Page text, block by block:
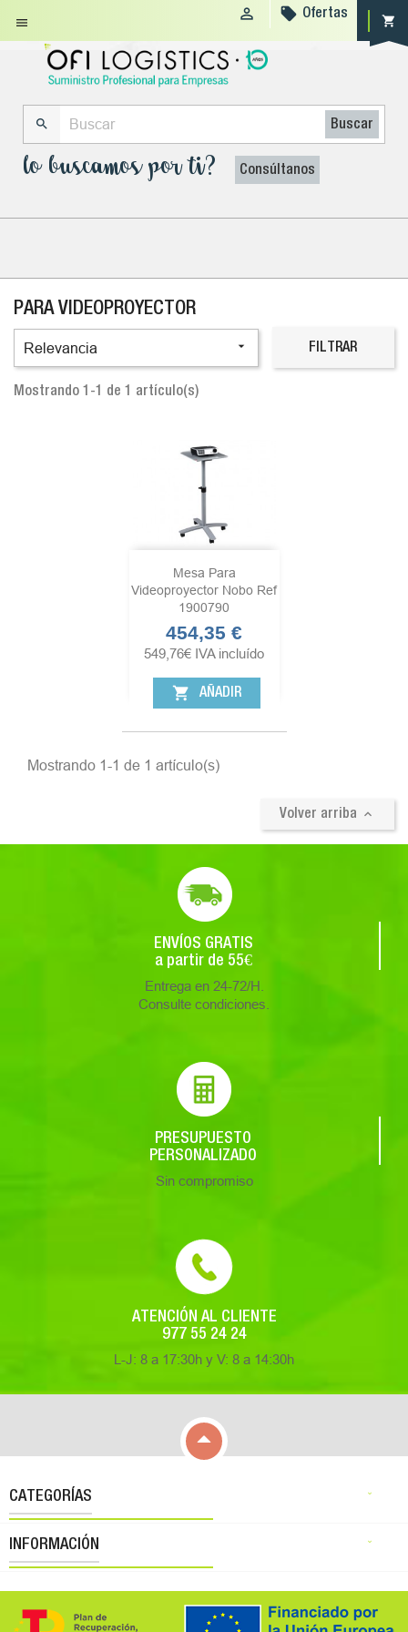
 shopping_cart
  Ofertas
 Buscar
lo buscamos por ti? Consúltanos
PARA VIDEOPROYECTOR
Relevancia  FILTRAR
Mostrando 1-1 de 1 artículo(s)
Mesa Para
Videoproyector Nobo Ref
1900790
Precio
454,35 €
549,76€ IVA incluído
shopping_cart AÑADIR
Mostrando 1-1 de 1 artículo(s)
Volver arriba 
ENVÍOS GRATIS
a partir de 55€
Entrega en 24-72/H.
Consulte condiciones.
PRESUPUESTO
PERSONALIZADO
Sin compromiso
ATENCIÓN AL CLIENTE
977 55 24 24
L-J: 8 a 17:30h y V: 8 a 14:30h

CATEGORÍAS 
INFORMACIÓN 